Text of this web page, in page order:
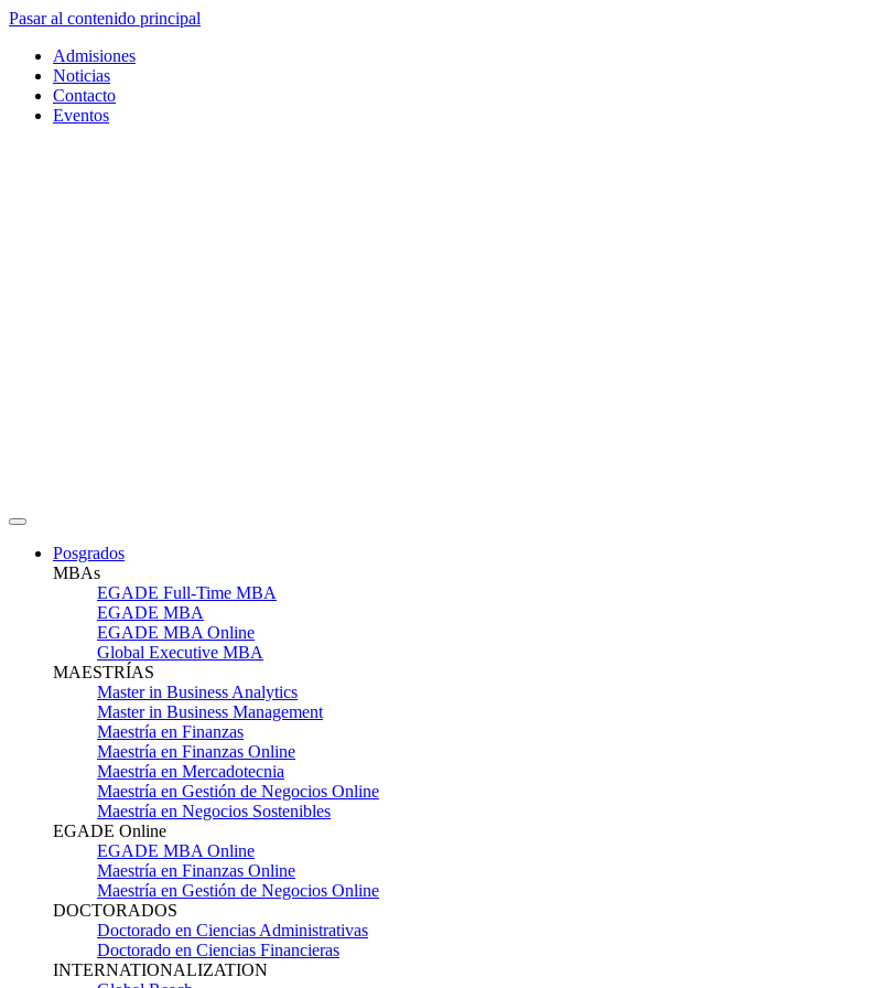
Pasar al contenido principal
Admisiones
Noticias
Contacto
Eventos
Posgrados
MBAs
EGADE Full-Time MBA
EGADE MBA
EGADE MBA Online
Global Executive MBA
MAESTRÍAS
Master in Business Analytics
Master in Business Management
Maestría en Finanzas
Maestría en Finanzas Online
Maestría en Mercadotecnia
Maestría en Gestión de Negocios Online
Maestría en Negocios Sostenibles
EGADE Online
EGADE MBA Online
Maestría en Finanzas Online
Maestría en Gestión de Negocios Online
DOCTORADOS
Doctorado en Ciencias Administrativas
Doctorado en Ciencias Financieras
INTERNATIONALIZATION